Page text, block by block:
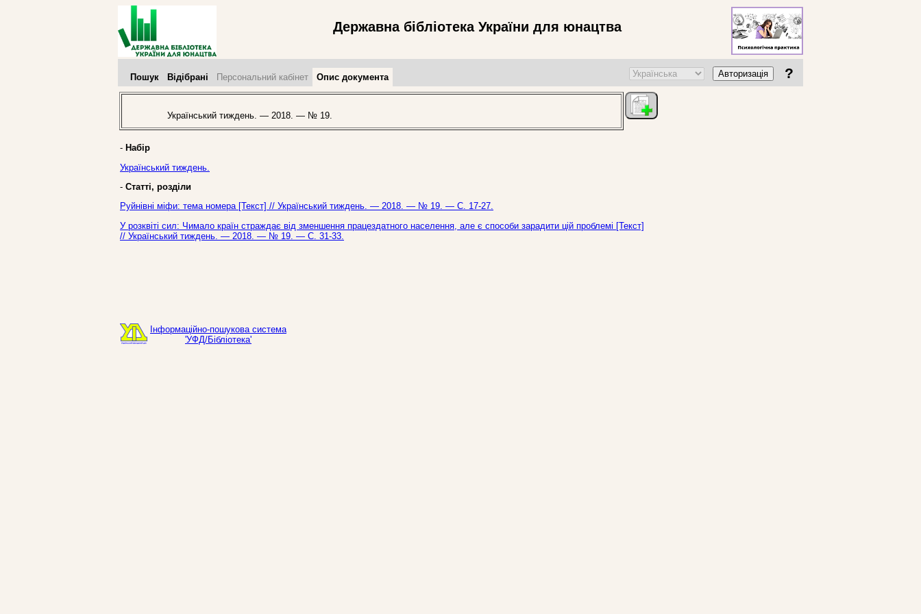
Державна бібліотека України для юнацтва
Пошук Відібрані Персональний кабінет Опис документа Авторизація ?
Український тиждень. — 2018. — № 19.
- Набір
Український тиждень.
- Статті, розділи
Руйнівні міфи: тема номера [Текст] // Український тиждень. — 2018. — № 19. — С. 17-27.
У розквіті сил: Чимало країн страждає від зменшення працездатного населення, але є способи зарадити цій проблемі [Текст]
// Український тиждень. — 2018. — № 19. — С. 31-33.
Інформаційно-пошукова система
'УФД/Бібліотека'